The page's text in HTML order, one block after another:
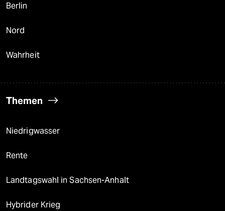
Berlin
Nord
Wahrheit
Themen
Niedrigwasser
Rente
Landtagswahl in Sachsen-Anhalt
Hybrider Krieg